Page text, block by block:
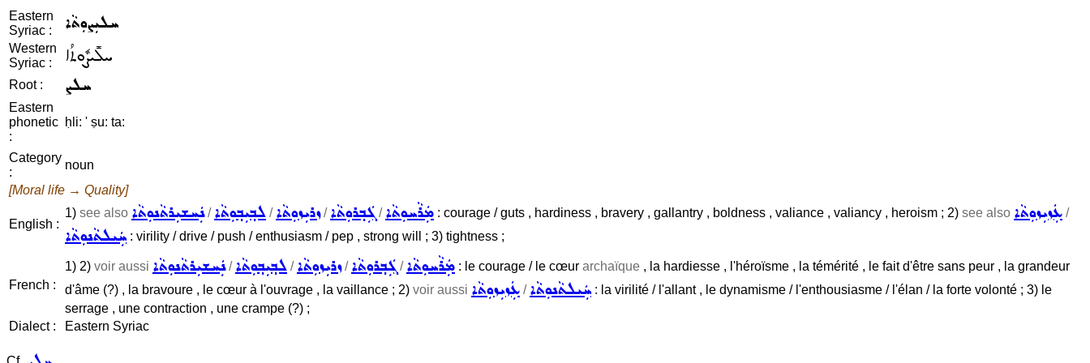
Eastern
Syriac :
ܚܠܝܼܨܘܼܬܵܐ
Western
Syriac :
ܚܠܺܝܨܽܘܬܳܐ
Root : ܚܠܨ
Eastern
phonetic
:
ḥli: ' ṣu: ta:
Category
:
noun
[Moral life → Quality]
English :
1) see also ܢܲܚܫܝܼܪܬܵܢܘܼܬܵܐ/ܠܒ݂ܝܼܒ݂ܘܼܬܵܐ /ܙܪܝܼܙܘܼܬܵܐ/ܓܲܒ݂ܪܘܼܬܵܐ /ܡܲܪܵܚܘܼܬܵܐ : courage / guts , hardiness , bravery , gallantry , boldness , valiance , valiancy , heroism ; 2) see also ܥܲܙܝܼܙܘܼܬܵܐ /
ܚܲܝܠܬܵܢܘܼܬܵܐ : virility / drive / push / enthusiasm / pep , strong will ; 3) tightness ;
French :
1) 2) voir aussi ܢܲܚܫܝܼܪܬܵܢܘܼܬܵܐ/ܠܒ݂ܝܼܒ݂ܘܼܬܵܐ /ܙܪܝܼܙܘܼܬܵܐ/ܓܲܒ݂ܪܘܼܬܵܐ /ܡܲܪܵܚܘܼܬܵܐ : le courage / le cœur archaïque , la hardiesse , l'héroïsme , la témérité , le fait d'être sans peur , la grandeur
d'âme (?) , la bravoure , le cœur à l'ouvrage , la vaillance ; 2) voir aussi ܥܲܙܝܼܙܘܼܬܵܐ /ܚܲܝܠܬܵܢܘܼܬܵܐ : la virilité / l'allant , le dynamisme / l'enthousiasme / l'élan / la forte volonté ; 3) le
serrage , une contraction , une crampe (?) ;
Dialect :
Eastern Syriac